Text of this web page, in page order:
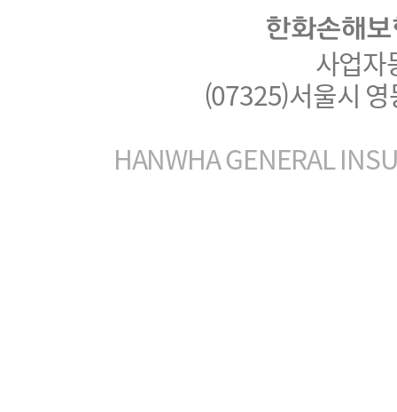
한화손해
사업
(07325)서울시
HANWHA GENERAL